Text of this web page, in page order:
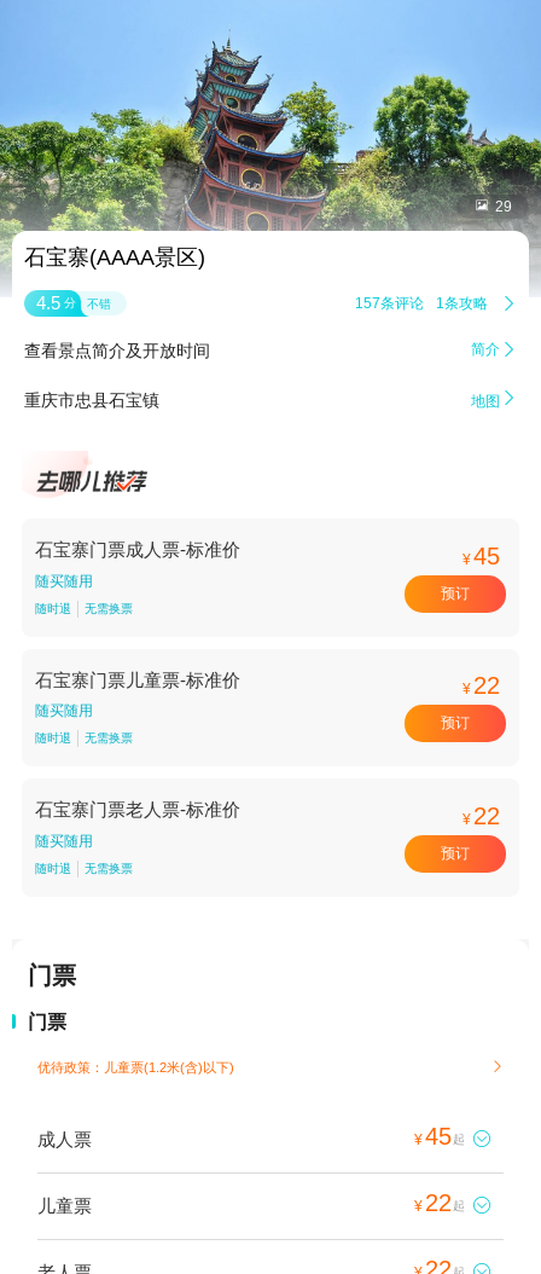
 29
石宝寨(AAAA景区)
4.5 分 不错 157条评论 1条攻略 
查看景点简介及开放时间 简介 
重庆市忠县石宝镇 地图 
石宝寨门票成人票-标准价
随买随用
随时退 无需换票
¥45
预订
石宝寨门票儿童票-标准价
随买随用
随时退 无需换票
¥ 22
预订
石宝寨门票老人票-标准价
随买随用
随时退 无需换票
¥ 22
预订
门票
门票
优待政策：儿童票(1.2米(含)以下) 
成人票 ¥45起 
儿童票 ¥ 22 起 